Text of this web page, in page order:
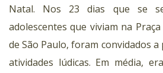
Natal. Nos 23 dias que se
adolescentes que viviam na
de São Paulo, foram convidados
atividades lúdicas. Em média,